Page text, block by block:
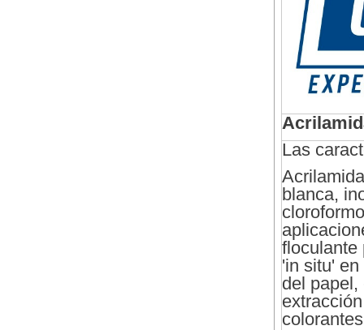
Las
blanca,
floculante
'in situ'
del